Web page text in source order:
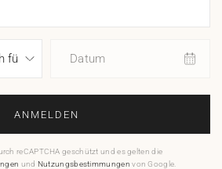
Datum
ANMELDEN
reCAPTCHA geschützt und es gelten die
und Nutzungsbestimmungen von Google.